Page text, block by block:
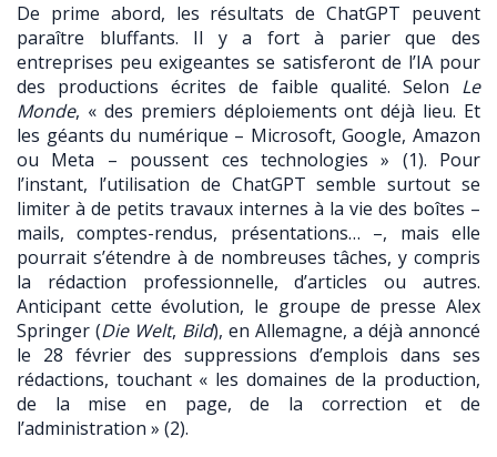
De prime abord, les résultats de ChatGPT peuvent
paraître bluffants. Il y a fort à parier que des
entreprises peu exigeantes se satisferont de l’IA pour
des productions écrites de faible qualité. Selon Le
Monde, « des premiers déploiements ont déjà lieu. Et
les géants du numérique – Microsoft, Google, Amazon
ou Meta – poussent ces technologies » (1). Pour
l’instant, l’utilisation de ChatGPT semble surtout se
limiter à de petits travaux internes à la vie des boîtes –
mails, comptes-rendus, présentations… –, mais elle
pourrait s’étendre à de nombreuses tâches, y compris
la rédaction professionnelle, d’articles ou autres.
Anticipant cette évolution, le groupe de presse Alex
Springer (Die Welt, Bild), en Allemagne, a déjà annoncé
le 28 février des suppressions d’emplois dans ses
rédactions, touchant « les domaines de la production,
de la mise en page, de la correction et de
l’administration » (2).